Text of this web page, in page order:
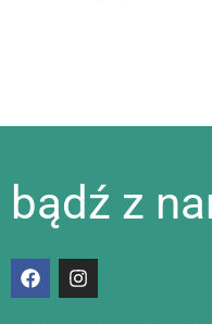
bądź z